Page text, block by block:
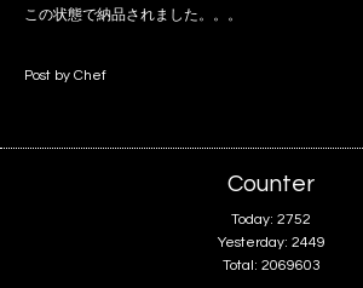
この状態で納品されました。。。
Post by Chef
Counter
Today: 2752
Yesterday: 2449
Total: 2069603